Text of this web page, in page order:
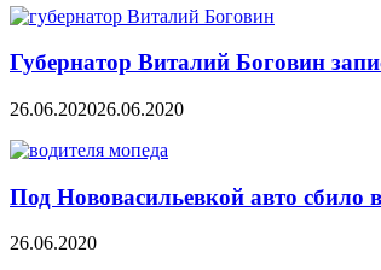
Губернатор Виталий Боговин
26.06.202026.06.2020
Под Нововасильевкой авто сбило
26.06.2020